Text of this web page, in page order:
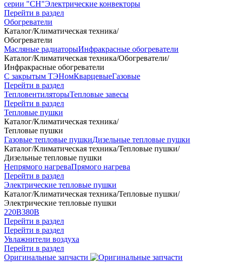
серии "СН"Электрические конвекторы
Перейти в раздел
Обогреватели
Каталог/Климатическая техника/
Обогреватели
Масляные радиаторыИнфракрасные обогреватели
Каталог/Климатическая техника/Обогреватели/
Инфракрасные обогреватели
С закрытым ТЭНомКварцевыеГазовые
Перейти в раздел
ТепловентиляторыТепловые завесы
Перейти в раздел
Тепловые пушки
Каталог/Климатическая техника/
Тепловые пушки
Газовые тепловые пушкиДизельные тепловые пушки
Каталог/Климатическая техника/Тепловые пушки/
Дизельные тепловые пушки
Непрямого нагреваПрямого нагрева
Перейти в раздел
Электрические тепловые пушки
Каталог/Климатическая техника/Тепловые пушки/
Электрические тепловые пушки
220В380В
Перейти в раздел
Перейти в раздел
Увлажнители воздуха
Перейти в раздел
Оригинальные запчасти